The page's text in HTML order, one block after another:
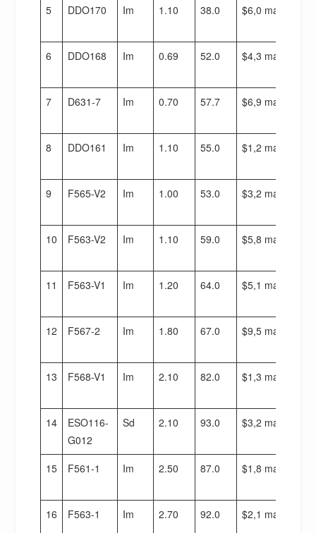
5 DDO170 Im 1.10 38.0 $6,0 maal
6 DDO168 Im 0.69 52.0 $4,3 maal
7 D631-7 Im 0.70 57.7 $6,9 maal
8 DDO161 Im 1.10 55.0 $1,2 maal
9 F565-V2 Im 1.00 53.0 $3,2 maal
10 F563-V2 Im 1.10 59.0 $5,8 maal
11 F563-V1 Im 1.20 64.0 $5,1 maal
12 F567-2 Im 1.80 67.0 $9,5 maal
13 F568-V1 Im 2.10 82.0 $1,3 maal
14
ESO116-
G012
Sd 2.10 93.0 $3,2 maal
15 F561-1 Im 2.50 87.0 $1,8 maal
16 F563-1 Im 2.70 92.0 $2,1 maal